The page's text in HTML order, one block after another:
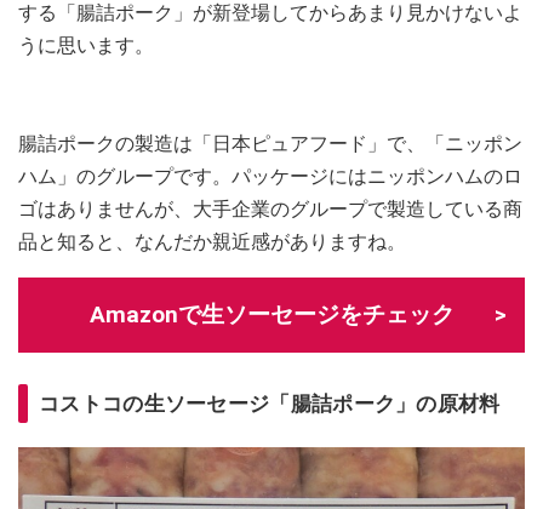
する「腸詰ポーク」が新登場してからあまり見かけないよ
うに思います。
腸詰ポークの製造は「日本ピュアフード」で、「ニッポン
ハム」のグループです。パッケージにはニッポンハムのロ
ゴはありませんが、大手企業のグループで製造している商
品と知ると、なんだか親近感がありますね。
Amazonで生ソーセージをチェック
コストコの生ソーセージ「腸詰ポーク」の原材料